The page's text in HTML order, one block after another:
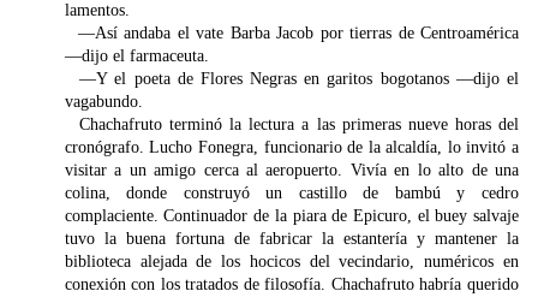
lamentos.
—Así andaba el vate Barba Jacob por tierras de Centroamérica
—dijo el farmaceuta.
—Y el poeta de Flores Negras en garitos bogotanos —dijo el
vagabundo.
Chachafruto terminó la lectura a las primeras nueve horas del
cronógrafo. Lucho Fonegra, funcionario de la alcaldía, lo invitó a
visitar a un amigo cerca al aeropuerto. Vivía en lo alto de una
colina, donde construyó un castillo de bambú y cedro
complaciente. Continuador de la piara de Epicuro, el buey salvaje
tuvo la buena fortuna de fabricar la estantería y mantener la
biblioteca alejada de los hocicos del vecindario, numéricos en
conexión con los tratados de filosofía. Chachafruto habría querido